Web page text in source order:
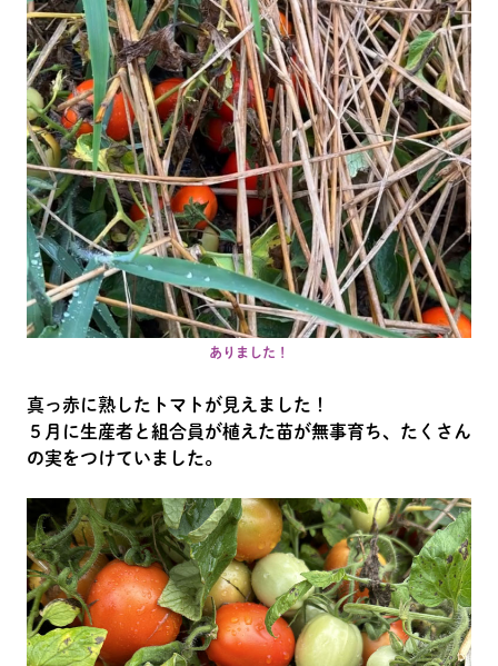
ありました！
真っ赤に熟したトマトが見えました！
５月に生産者と組合員が植えた苗が無事育ち、たくさん
の実をつけていました。